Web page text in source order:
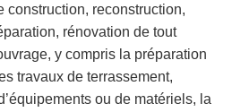
construction, reconstruction,
rénovation de tout
y compris la préparation
travaux de terrassement,
ou de matériels, la